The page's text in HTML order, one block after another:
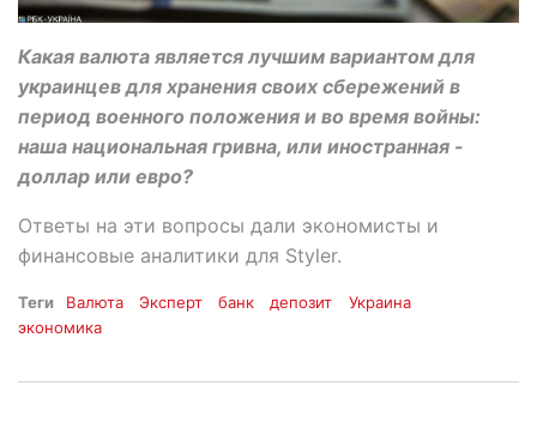
Какая валюта является лучшим вариантом для
украинцев для хранения своих сбережений в
период военного положения и во время войны:
наша национальная гривна, или иностранная -
доллар или евро?
Ответы на эти вопросы дали экономисты и
финансовые аналитики для Styler.
Теги Валюта Эксперт банк депозит
Украина
экономика